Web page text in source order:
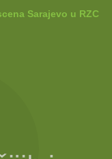
Sarajevo u RZC